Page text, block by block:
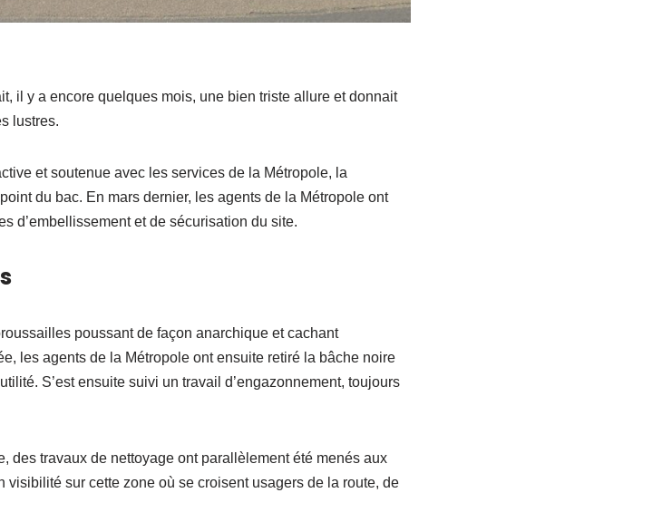
il y a encore quelques mois, une bien triste allure et donnait
lustres.
et soutenue avec les services de la Métropole, la
du bac. En mars dernier, les agents de la Métropole ont
d’embellissement et de sécurisation du site.
poussant de façon anarchique et cachant
les agents de la Métropole ont ensuite retiré la bâche noire
S’est ensuite suivi un travail d’engazonnement, toujours
des travaux de nettoyage ont parallèlement été menés aux
sur cette zone où se croisent usagers de la route, de